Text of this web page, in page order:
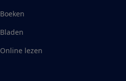
Boeken
Bladen
Online lezen